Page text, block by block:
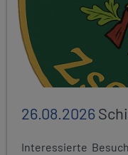
26.08.2026
Interessierte